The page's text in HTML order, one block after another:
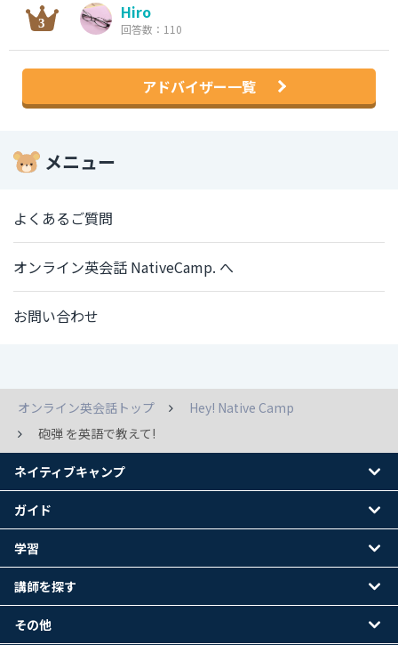
Hiro
回答数：110
アドバイザー一覧
メニュー
よくあるご質問
オンライン英会話 NativeCamp. へ
お問い合わせ
オンライン英会話トップ
Hey! Native Camp
砲弾 を英語で教えて!
ネイティブキャンプ
ガイド
学習
講師を探す
その他